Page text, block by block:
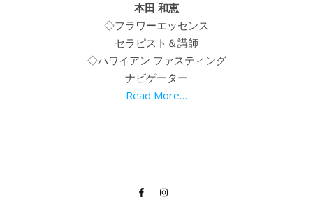
本田 和恵
◇フラワーエッセンス
セラピスト＆講師
◇ハワイアン ファスティング
ナビゲーター
Read More…